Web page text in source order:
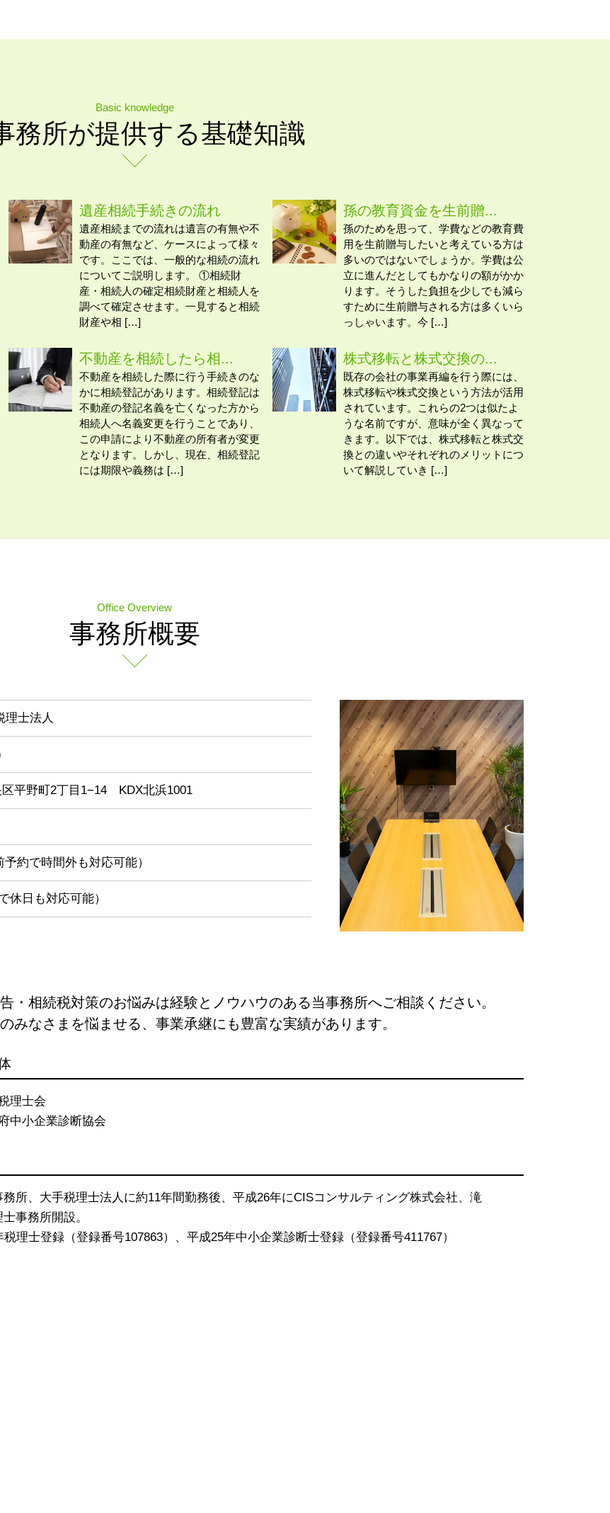
Basic knowledge
務所が提供する基礎知識
遺産相続手続きの流れ
遺産相続までの流れは遺言の有無や不
動産の有無など、ケースによって様々
です。ここでは、一般的な相続の流れ
についてご説明します。 ①相続財
産・相続人の確定相続財産と相続人を
調べて確定させます。一見すると相続
財産や相 […]
孫の教育資金を生前贈...
孫のためを思って、学費などの教育費
用を生前贈与したいと考えている方は
多いのではないでしょうか。学費は公
立に進んだとしてもかなりの額がかか
ります。そうした負担を少しでも減ら
すために生前贈与される方は多くいら
っしゃいます。今 […]
不動産を相続したら相...
不動産を相続した際に行う手続きのな
かに相続登記があります。相続登記は
不動産の登記名義を亡くなった方から
相続人へ名義変更を行うことであり、
この申請により不動産の所有者が変更
となります。しかし、現在、相続登記
には期限や義務は […]
株式移転と株式交換の...
既存の会社の事業再編を行う際には、
株式移転や株式交換という方法が活用
されています。これらの2つは似たよ
うな名前ですが、意味が全く異なって
きます。以下では、株式移転と株式交
換との違いやそれぞれのメリットにつ
いて解説していき […]
Office Overview
事務所概要
理士法人
区平野町2丁目1−14 KDX北浜1001
約で時間外も対応可能）
休日も対応可能）
・相続税対策のお悩みは経験とノウハウのある当事務所へご相談ください。
みなさまを悩ませる、事業承継にも豊富な実績があります。
理士会
中小企業診断協会
務所、大手税理士法人に約11年間勤務後、平成26年にCISコンサルティング株式会社、滝
事務所開設。
税理士登録（登録番号107863）、平成25年中小企業診断士登録（登録番号411767）